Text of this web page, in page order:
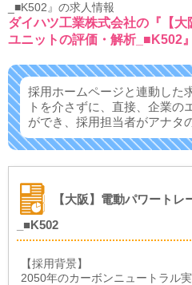
_■K502』の求人情報
ダイハツ工業株式会社の『【
ユニットの評価・解析_■K502
採用ホームページと連動した
トを介さずに、 直接、企業の
ができ、 採用担当者がアナタ
【大阪】電動パワート
_■K502
【採用背景】
2050年のカーボンニュートラル